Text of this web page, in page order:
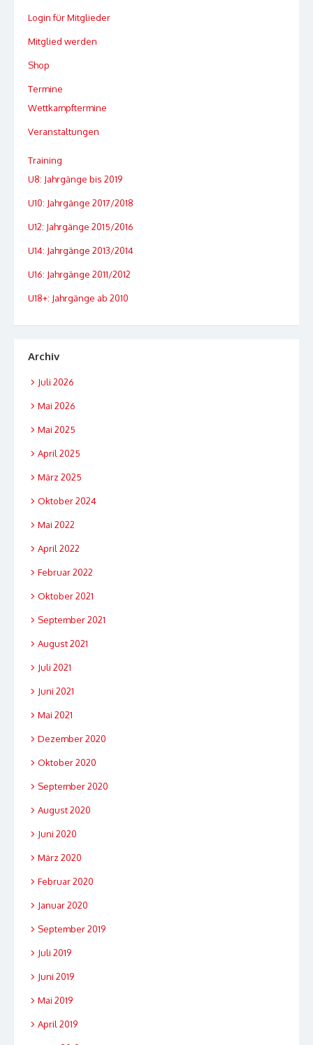
Login für Mitglieder
Mitglied werden
Shop
Termine
Wettkampftermine
Veranstaltungen
Training
U8: Jahrgänge bis 2019
U10: Jahrgänge 2017/2018
U12: Jahrgänge 2015/2016
U14: Jahrgänge 2013/2014
U16: Jahrgänge 2011/2012
U18+: Jahrgänge ab 2010
Archiv
Juli 2026
Mai 2026
Mai 2025
April 2025
März 2025
Oktober 2024
Mai 2022
April 2022
Februar 2022
Oktober 2021
September 2021
August 2021
Juli 2021
Juni 2021
Mai 2021
Dezember 2020
Oktober 2020
September 2020
August 2020
Juni 2020
März 2020
Februar 2020
Januar 2020
September 2019
Juli 2019
Juni 2019
Mai 2019
April 2019